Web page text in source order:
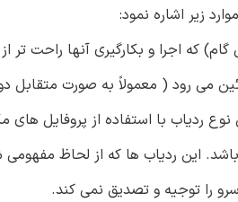
زیر اشاره نمود:
می رود ( معمولاً به صورت متقابل
ردیاب با استفاده از پروفایل
را توجیه و تصدیق نمی کند.